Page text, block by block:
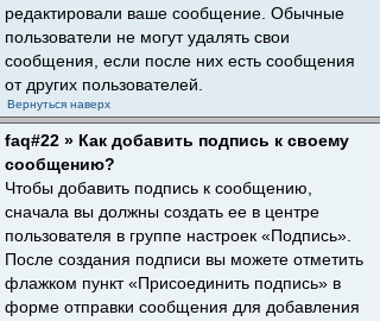
редактировали ваше сообщение. Обычные
пользователи не могут удалять свои
сообщения, если после них есть сообщения
от других пользователей.
Вернуться наверх
faq#22 » Как добавить подпись к своему
сообщению?
Чтобы добавить подпись к сообщению,
сначала вы должны создать ее в центре
пользователя в группе настроек «Подпись».
После создания подписи вы можете отметить
флажком пункт «Присоединить подпись» в
форме отправки сообщения для добавления